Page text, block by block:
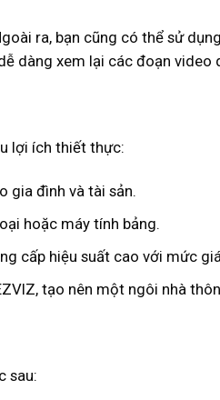
ra, bạn cũng có thể sử
dàng xem lại các đoạn video
lợi ích thiết thực:
gia đình và tài sản.
hoặc máy tính bảng.
cấp hiệu suất cao với mức
tạo nên một ngôi nhà
sau: